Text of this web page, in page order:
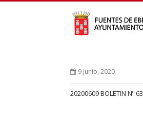
9 junio, 2020
20200609 BOLETIN Nº